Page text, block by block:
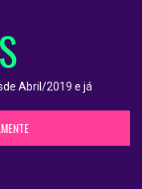
Abril/2019 e já